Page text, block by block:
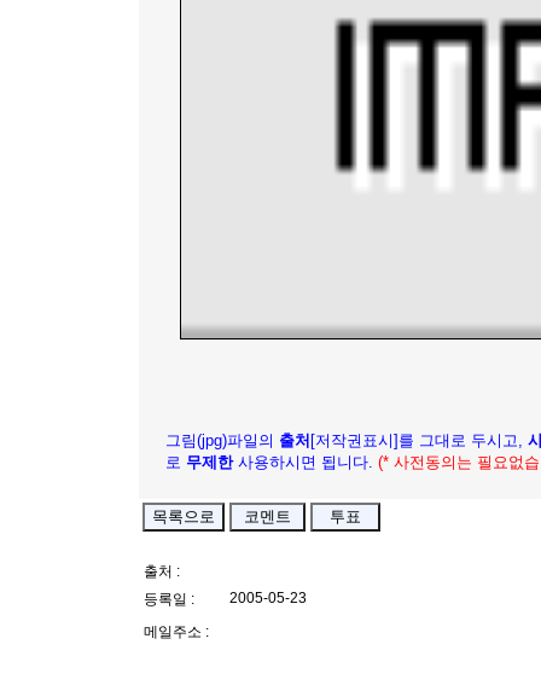
그림(jpg)파일의 출처 [저작권표시]를 그대로 두시고,
로 무제한사용하시면 됩니다. (* 사전동의는 필요없
출처 :
등록일 :
2005-05-23
메일주소 :